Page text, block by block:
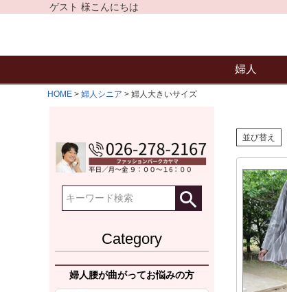
ゲスト 様こんにちは
婦人
HOME 婦人シニア 婦人大きいサイズ
Category
婦人腰が曲がってお悩みの方
並び替え